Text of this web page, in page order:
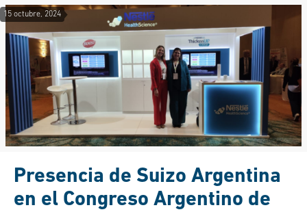
15 octubre, 2024
Presencia de Suizo Argentina
en el Congreso Argentino de